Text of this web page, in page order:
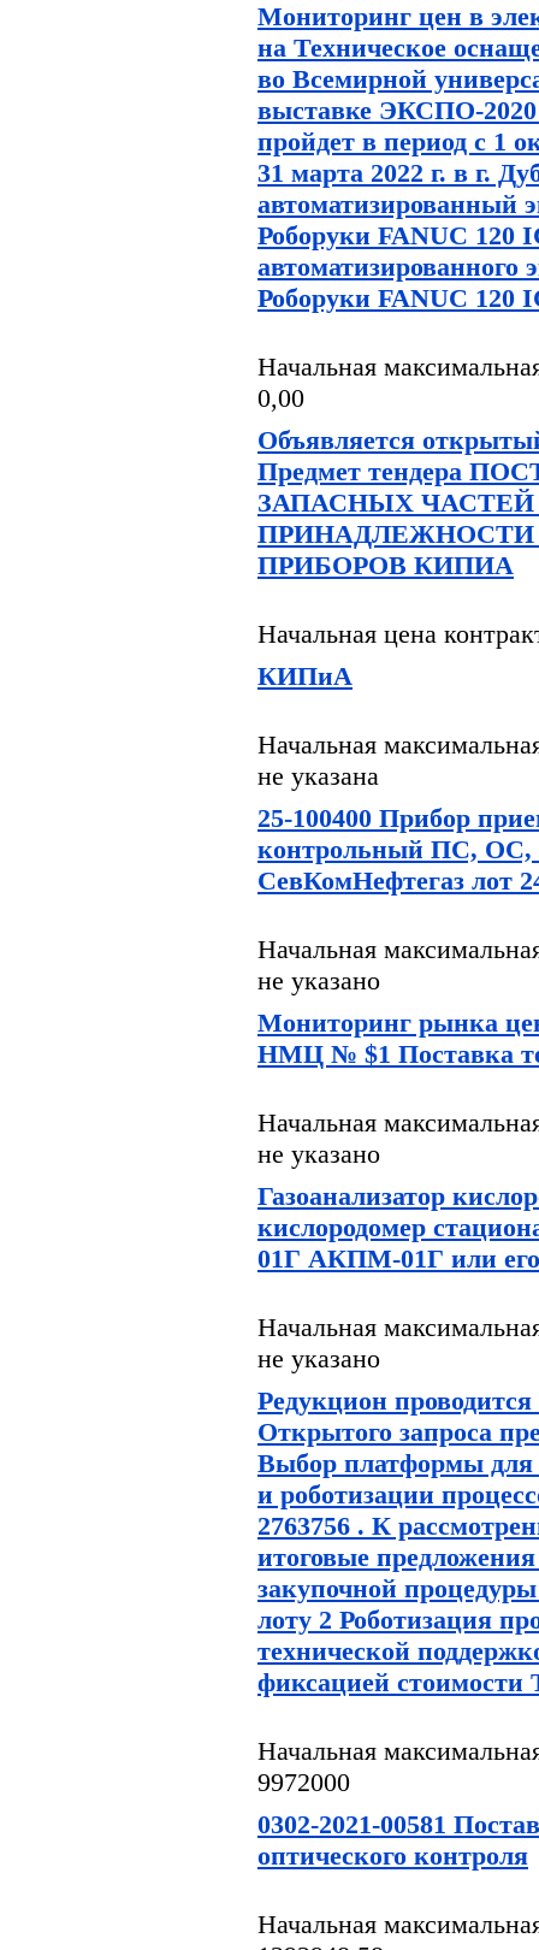
Мониторинг цен в
на Техническое
во Всемирной
выставке ЭКСПО-2020
пройдет в период с 1
31 марта 2022 г. в г.
автоматизированный
Роборуки FANUC 120
автоматизированного
Роборуки FANUC 120
Начальная
0,00
Объявляется
Предмет тендера
ЗАПАСНЫХ ЧАСТЕЙ
ПРИНАДЛЕЖНОСТИ
ПРИБОРОВ КИПИА
Начальная цена
КИПиА
Начальная
не указана
25-100400 Прибор
контрольный ПС,
СевКомНефтегаз лот
Начальная
не указано
Мониторинг рынка
НМЦ № $1 Поставка
Начальная
не указано
Газоанализатор
кислородомер
01Г АКПМ-01Г или его
Начальная
не указано
Редукцион
Открытого запроса
Выбор платформы для
и роботизации
2763756 . К
итоговые
закупочной
лоту 2 Роботизация
технической
фиксацией стоимости
Начальная
9972000
0302-2021-00581
оптического контроля
Начальная